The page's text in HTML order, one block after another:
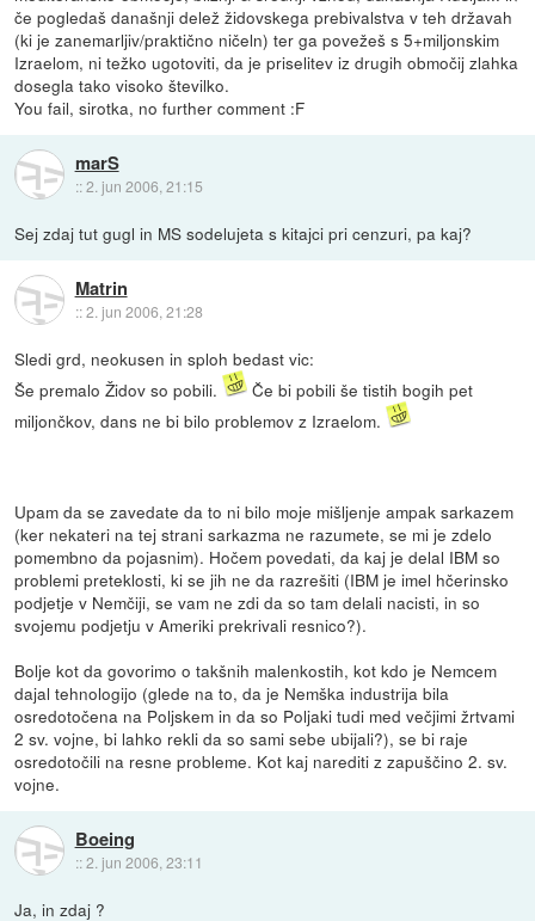
če pogledaš današnji delež židovskega prebivalstva v teh državah
(ki je zanemarljiv/praktično ničeln) ter ga povežeš s 5+miljonskim
Izraelom, ni težko ugotoviti, da je priselitev iz drugih območij zlahka
dosegla tako visoko številko.
You fail, sirotka, no further comment :F
marS
::2. jun 2006, 21:15
Sej zdaj tut gugl in MS sodelujeta s kitajci pri cenzuri, pa kaj?
Matrin
::2. jun 2006, 21:28
Sledi grd, neokusen in sploh bedast vic:
Še premalo Židov so pobili.
Če bi pobili še tistih bogih pet
miljončkov, dans ne bi bilo problemov z Izraelom.
Upam da se zavedate da to ni bilo moje mišljenje ampak sarkazem
(ker nekateri na tej strani sarkazma ne razumete, se mi je zdelo
pomembno da pojasnim). Hočem povedati, da kaj je delal IBM so
problemi preteklosti, ki se jih ne da razrešiti (IBM je imel hčerinsko
podjetje v Nemčiji, se vam ne zdi da so tam delali nacisti, in so
svojemu podjetju v Ameriki prekrivali resnico?).
Bolje kot da govorimo o takšnih malenkostih, kot kdo je Nemcem
dajal tehnologijo (glede na to, da je Nemška industrija bila
osredotočena na Poljskem in da so Poljaki tudi med večjimi žrtvami
2 sv. vojne, bi lahko rekli da so sami sebe ubijali?), se bi raje
osredotočili na resne probleme. Kot kaj narediti z zapuščino 2. sv.
vojne.
Boeing
::2. jun 2006, 23:11
Ja, in zdaj ?